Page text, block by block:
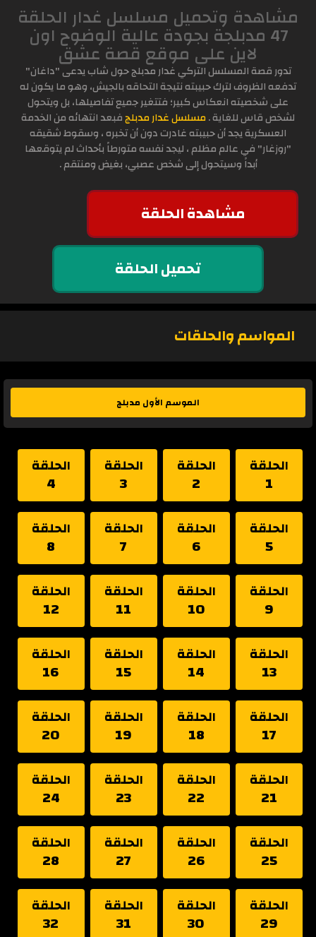
مشاهدة وتحميل مسلسل غدار الحلقة
47 مدبلجة بجودة عالية الوضوح اون
لاين على موقع قصة عشق
تدور قصة المسلسل التركي غدار مدبلج حول شاب يدعى "داغان"
تدفعه الظروف لترك حبيبته نتيجة التحاقه بالجيش، وهو ما يكون له
على شخصيته انعكاس كبير؛ فتتغير جميع تفاصيلها، بل ويتحول
لشخص قاس للغاية .مسلسل غدار مدبلجفبعد انتهائه من الخدمة
العسكرية يجد أن حبيبته غادرت دون أن تخبره ، وسقوط شقيقه
"روزغار" في عالم مظلم ، ليجد نفسه متورطاً بأحداث لم يتوقعها
أبداً وسيتحول إلى شخص عصبي، بغيض ومنتقم .
مشاهدة الحلقة
تحميل الحلقة
المواسم والحلقات
الموسم الأول مدبلج
الحلقة
1
الحلقة
2
الحلقة
3
الحلقة
4
الحلقة
5
الحلقة
6
الحلقة
7
الحلقة
8
الحلقة
9
الحلقة
10
الحلقة
11
الحلقة
12
الحلقة
13
الحلقة
14
الحلقة
15
الحلقة
16
الحلقة
17
الحلقة
18
الحلقة
19
الحلقة
20
الحلقة
21
الحلقة
22
الحلقة
23
الحلقة
24
الحلقة
25
الحلقة
26
الحلقة
27
الحلقة
28
الحلقة
29
الحلقة
30
الحلقة
31
الحلقة
32